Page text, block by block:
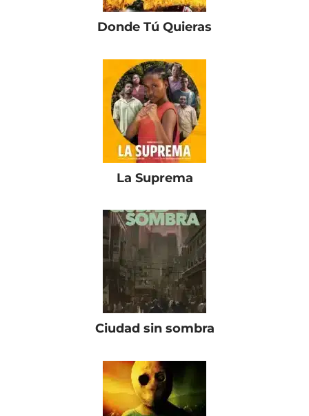
Donde Tú Quieras
La Suprema
Ciudad sin sombra